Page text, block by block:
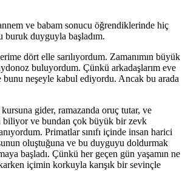
ve babam sonucu öğrendiklerinde hiç
buruk duyguyla başladım.
dört elle sarılıyordum. Zamanımın büyük
buluyordum. Çünkü arkadaşlarım eve
bunu neşeyle kabul ediyordu. Ancak bu arada
gider, ramazanda oruç tutar, ve
biliyor ve bundan çok büyük bir zevk
Primatlar sınıfı içinde insan harici
oluştuğuna ve bu duyguyu doldurmak
başladı. Çünkü her geçen gün yaşamın ne
içimin korkuyla karışık bir sevinçle